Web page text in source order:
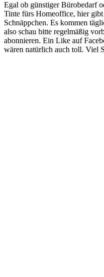
Egal ob günstiger Bürobedarf
Tinte fürs Homeoffice, hier
Schnäppchen. Es kommen
also schau bitte regelmäßig
abonnieren. Ein Like auf
wären natürlich auch toll. Viel